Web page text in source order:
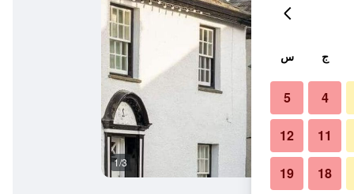
1/3
ج س
4
5
11
12
18
19